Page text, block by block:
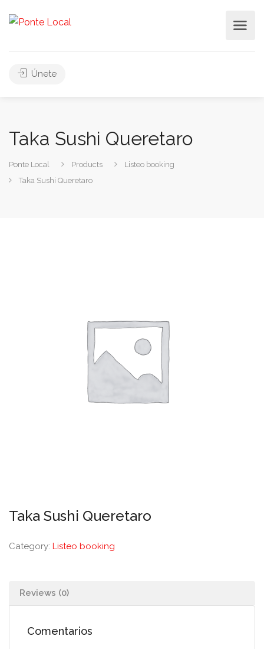
Únete
Taka Sushi Queretaro
Ponte Local Products
Listeo booking
Taka Sushi Queretaro
Taka Sushi Queretaro
Category: Listeo booking
Reviews (0)
Comentarios